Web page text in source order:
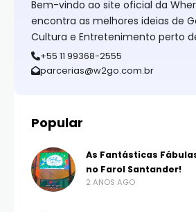
Bem-vindo ao site oficial da
encontra as melhores ideias de
Cultura e Entretenimento perto
+55 11 99368-2555
parcerias@w2go.com.br
Popular
As Fantásticas
no Farol Santander!
2 ANOS AGO